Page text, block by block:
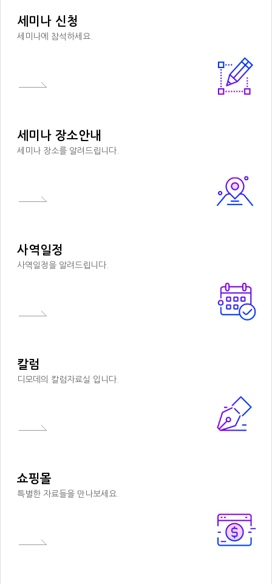
세미나 신청
세미나에 참석하세요.
세미나 장소안내
세미나 장소를 알려드립니다.
사역일정
사역일정을 알려드립니다.
칼럼
디모데의 칼럼자료실 입니다.
쇼핑몰
특별한 자료들을 만나보세요.